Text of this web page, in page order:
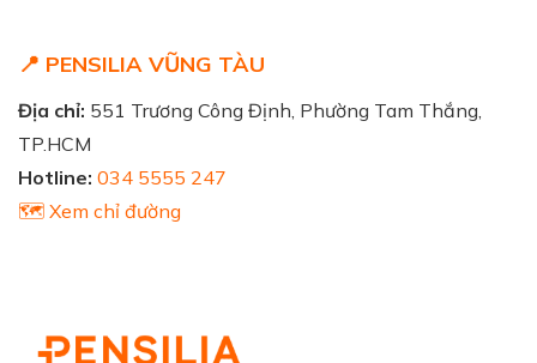
📍 PENSILIA VŨNG TÀU
Địa chỉ: 551 Trương Công Định, Phường Tam Thắng,
TP.HCM
Hotline: 034 5555 247
🗺️ Xem chỉ đường